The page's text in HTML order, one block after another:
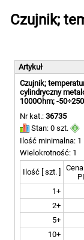
Czujnik;
Artykuł
Czujnik;
cylindryczny
1000Ohm; -
Nr kat.: 36735
Stan: 0 szt.
Ilość minimalna: 1
Wielokrotność: 1
Ilość [ szt. ]
1+
2+
5+
10+